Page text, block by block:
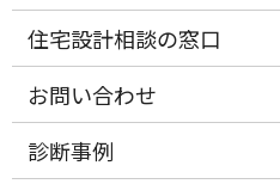
住宅設計相談の窓口
お問い合わせ
診断事例